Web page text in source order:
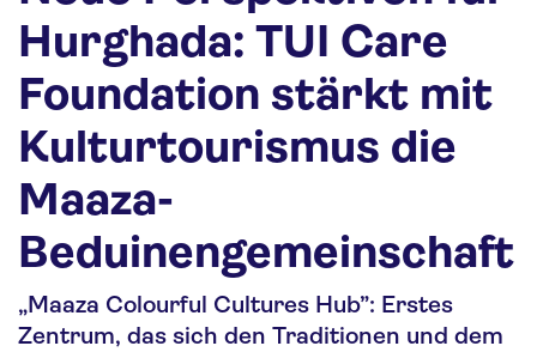
Personalia
Media
Über uns
Kontakt
Hurghada: TUI Care
Foundation stärkt mit
Kulturtourismus die
Maaza-
Beduinengemeinschaft
„Maaza Colourful Cultures Hub”: Erstes
Zentrum, das sich den Traditionen und dem